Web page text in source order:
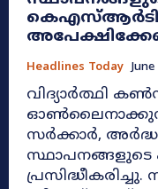
Headlines Today June
വിദ്യാർത്ഥി
സർക്കാർ,
സ്ഥാപനങ്ങളുടെ